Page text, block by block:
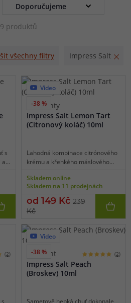
9 produktů
všechny filtry Impress Salt
s
a
Video
-38 %
4 varianty
Impress Salt Lemon Tart
(Citronový koláč) 10ml
Lahodná kombinace citrónového
krému a křehkého máslového
Skladem online
Skladem na 11 prodejnách
od 149 Kč 239
Kč
(2)
Video
-38 %
5 variant (2)
Impress Salt Peach
(Broskev) 10ml
Sametově hebká chuť dokonale